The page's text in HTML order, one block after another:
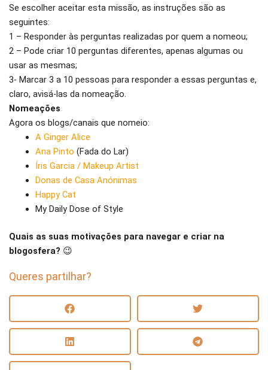
Se escolher aceitar esta missão, as instruções são as
seguintes:
1 – Responder às perguntas realizadas por quem a nomeou;
2 – Pode criar 10 perguntas diferentes, apenas algumas ou
usar as mesmas;
3- Marcar 3 a 10 pessoas para responder a essas perguntas e,
claro, avisá-las da nomeação.
Nomeações
Agora os blogs/canais que nomeio:
A Ginger Alice
Ana Pinto (Fada do Lar)
Íris Garcia / Makeup Artist
Donas de Casa Anónimas
Happy Cat
My Daily Dose of Style
Quais as suas motivações para navegar e criar na
blogosfera? 😉
Queres partilhar?